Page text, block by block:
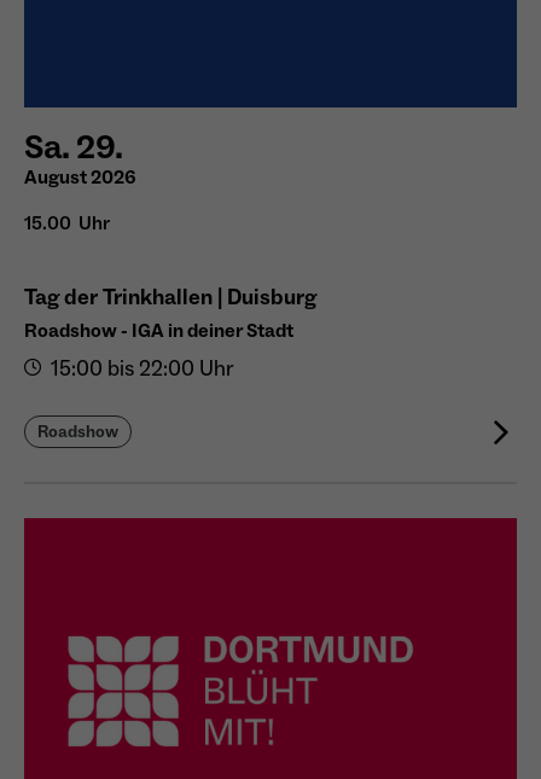
Sa. 29.
August 2026
15.00 Uhr
Tag der Trinkhallen | Duisburg
Roadshow - IGA in deiner Stadt
15:00 bis 22:00 Uhr
Roadshow